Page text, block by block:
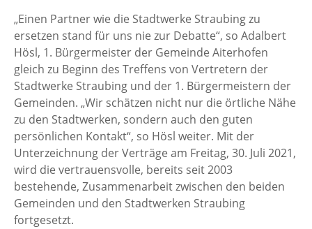
„Einen Partner wie die Stadtwerke Straubing zu
ersetzen stand für uns nie zur Debatte“, so Adalbert
Hösl, 1. Bürgermeister der Gemeinde Aiterhofen
gleich zu Beginn des Treffens von Vertretern der
Stadtwerke Straubing und der 1. Bürgermeistern der
Gemeinden. „Wir schätzen nicht nur die örtliche Nähe
zu den Stadtwerken, sondern auch den guten
persönlichen Kontakt“, so Hösl weiter. Mit der
Unterzeichnung der Verträge am Freitag, 30. Juli 2021,
wird die vertrauensvolle, bereits seit 2003
bestehende, Zusammenarbeit zwischen den beiden
Gemeinden und den Stadtwerken Straubing
fortgesetzt.